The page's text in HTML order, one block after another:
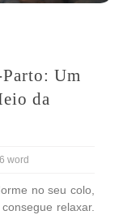
Um
da
word
no seu colo,
relaxar.